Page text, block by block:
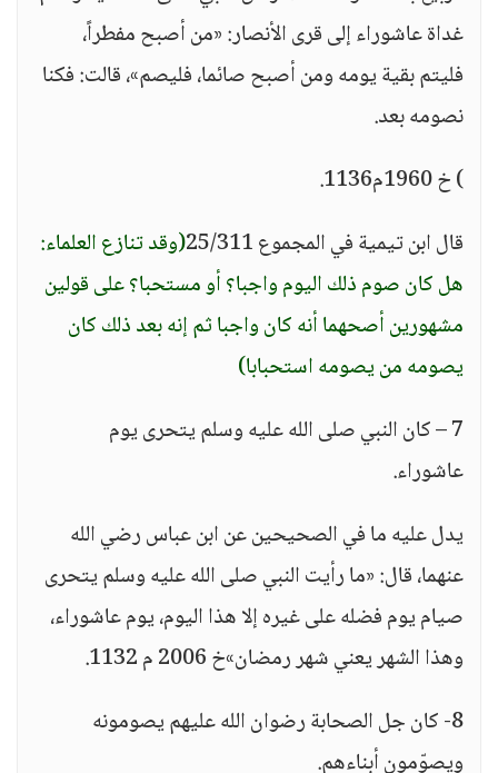
غداة عاشوراء إلى قرى الأنصار: «من أصبح مفطراً،
فليتم بقية يومه ومن أصبح صائما، فليصم»، قالت: فكنا
نصومه بعد.
) خ 1960م1136.
قال ابن تيمية في المجموع 25/311
(وقد تنازع العلماء:
هل كان صوم ذلك اليوم واجبا؟ أو مستحبا؟ على قولين
مشهورين أصحهما أنه كان واجبا ثم إنه بعد ذلك كان
يصومه من يصومه استحبابا)
7 – كان النبي صلى الله عليه وسلم يتحرى يوم
عاشوراء.
يدل عليه ما في الصحيحين عن ابن عباس رضي الله
عنهما، قال: «ما رأيت النبي صلى الله عليه وسلم يتحرى
صيام يوم فضله على غيره إلا هذا اليوم، يوم عاشوراء،
وهذا الشهر يعني شهر رمضان»خ 2006 م 1132.
8- كان جل الصحابة رضوان الله عليهم يصومونه
ويصوّمون أبناءهم.